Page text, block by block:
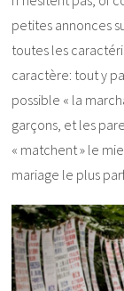
petites annonces
toutes les
caractère: tout y
possible « la
garçons, et les
« matchent » le
mariage le plus